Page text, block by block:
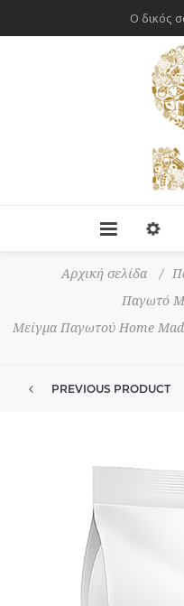
Ο δικός
Αρχική σελίδα /
Παγωτό
Μείγμα Παγωτού Home
PREVIOUS PRODUCT